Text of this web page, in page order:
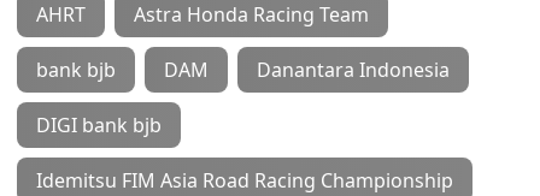
AHRT Astra Honda Racing Team
bank bjb DAM Danantara Indonesia
DIGI bank bjb
Idemitsu FIM Asia Road Racing Championship